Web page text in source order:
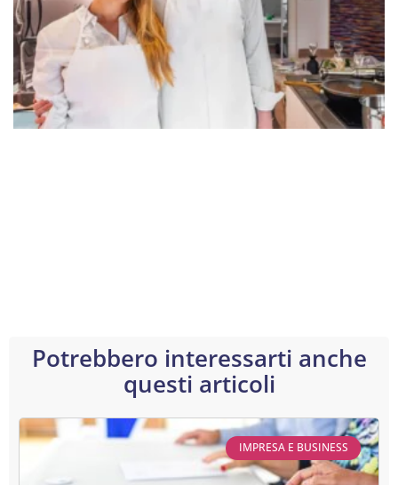
Potrebbero interessarti anche
questi articoli
IMPRESA E BUSINESS